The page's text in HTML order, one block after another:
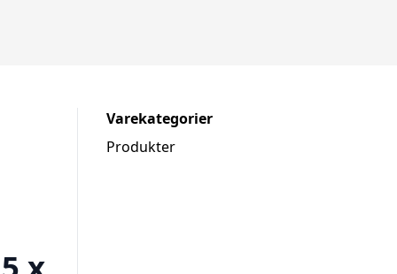
Varekategorier
Produkter